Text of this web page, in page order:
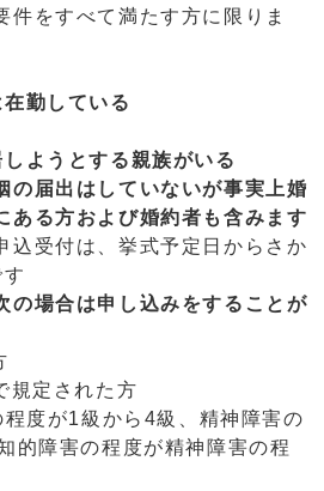
件をすべて満たす方に限りま
在勤している
しようとする親族がいる
届出はしていないが事実上婚
ある方および婚約者も含みます
受付は、挙式予定日からさか
場合は申し込みをすることが
定された方
1級から4級、精神障害の
的障害の程度が精神障害の程